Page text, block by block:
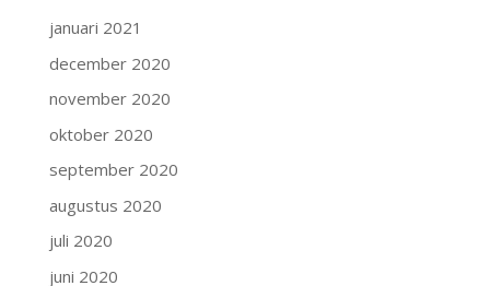
januari 2021
december 2020
november 2020
oktober 2020
september 2020
augustus 2020
juli 2020
juni 2020